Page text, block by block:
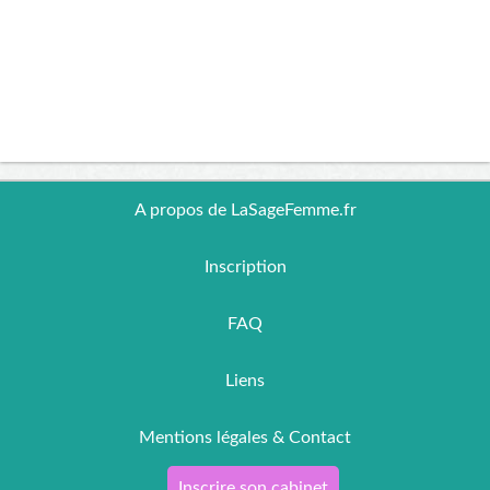
A propos de LaSageFemme.fr
Inscription
FAQ
Liens
Mentions légales & Contact